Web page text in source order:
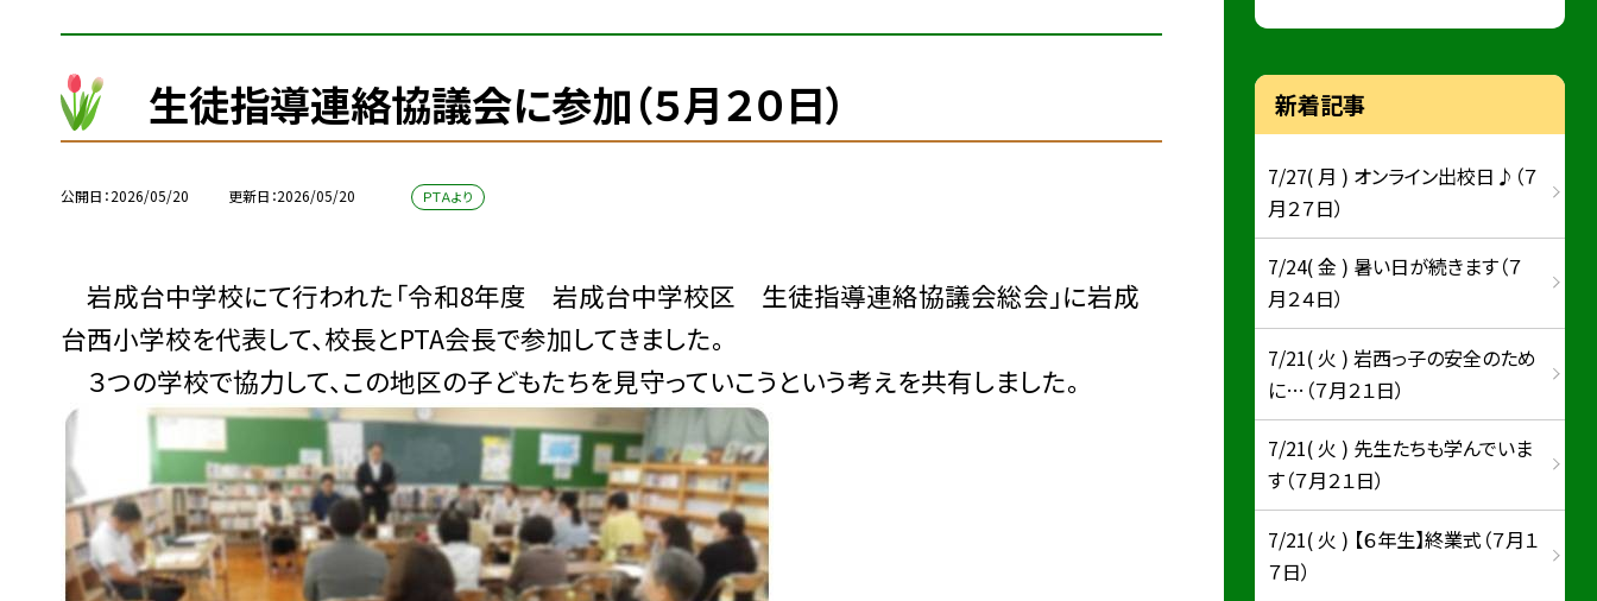
生徒指導連絡協議会に参加（５月２０日）
公開日 2026/05/20 更新日 2026/05/20 ＰＴＡより
岩成台中学校にて行われた「令和8年度 岩成台中学校区 生徒指導連絡協議会総会」に岩成
台西小学校を代表して、校長とPTA会長で参加してきました。
３つの学校で協力して、この地区の子どもたちを見守っていこうという考えを共有しました。
新着記事
7/27( 月 ) オンライン出校日♪（７
月２７日）
7/24( 金 ) 暑い日が続きます（７
月２４日）
7/21( 火 ) 岩西っ子の安全のため
に…（７月２１日）
7/21( 火 ) 先生たちも学んでいま
す（７月２１日）
7/21( 火 ) 【６年生】終業式（７月１
７日）